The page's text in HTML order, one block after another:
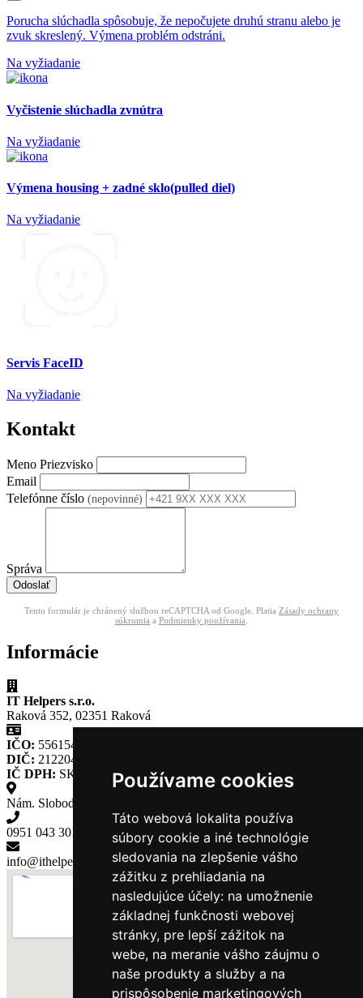
Používame cookies
Táto webová lokalita používa
súbory cookie a iné technológie
sledovania na zlepšenie vášho
zážitku z prehliadania na
nasledujúce účely: na umožnenie
základnej funkčnosti webovej
stránky, pre lepší zážitok na
webe, na meranie vášho záujmu o
naše produkty a služby a na
prispôsobenie marketingových
Porucha slúchadla spôsobuje, že nepočujete druhú stranu alebo je
zvuk skreslený. Výmena problém odstráni.
Na vyžiadanie
Vyčistenie slúchadla zvnútra
Na vyžiadanie
Výmena housing + zadné sklo(pulled diel)
Na vyžiadanie
Servis FaceID
Na vyžiadanie
Kontakt
Meno Priezvisko
Email
Telefónne číslo (nepovinné)
Správa
Odoslať
Tento formulár je chránený službou reCAPTCHA od Google. Platia Zásady ochrany
súkromia a Podmienky používania
Informácie
IT Helpers s.r.o.
Raková 352, 02351 Raková
IČO: 55615465
DIČ: 2122040690
IČ DPH: SK2122040690
Nám. Slobody 365, Kysucké Nové Mesto
0951 043 301
info@ithelpers.sk